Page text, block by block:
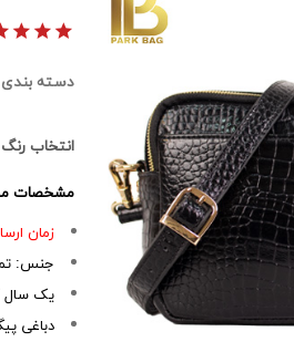
دسته
انتخاب رنگ
مشخصات
زمان ارسال : تحویل ۴۸
جنس:
یک سال
دباغی